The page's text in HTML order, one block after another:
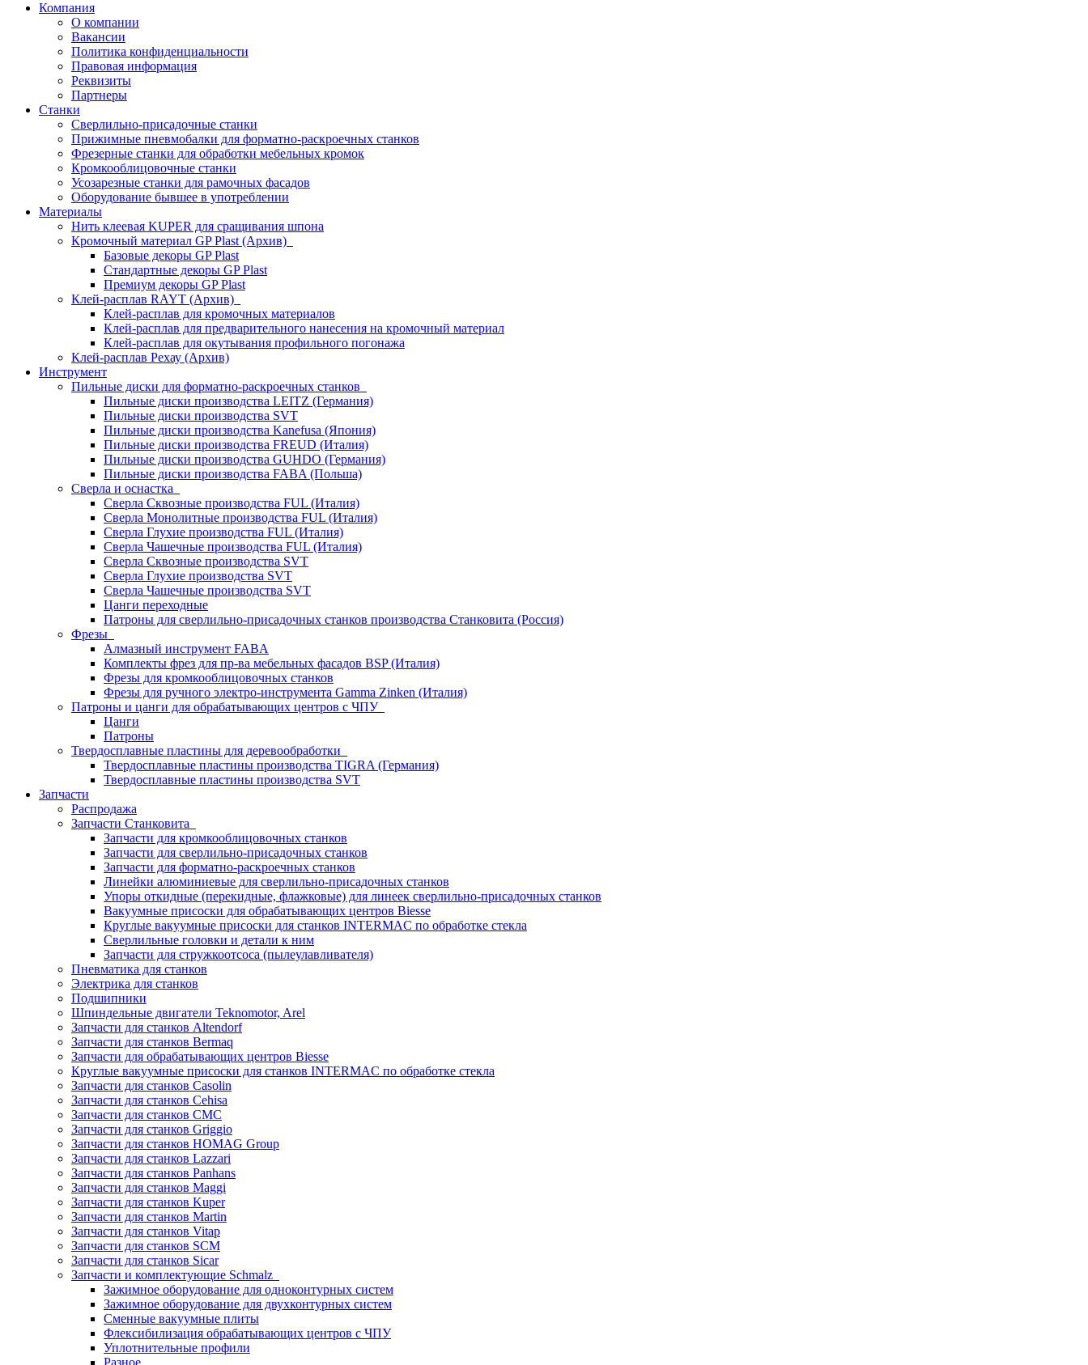
Компания
О компании
Вакансии
Политика конфиденциальности
Правовая информация
Реквизиты
Партнеры
Станки
Сверлильно-присадочные станки
Прижимные пневмобалки для форматно-раскроечных станков
Фрезерные станки для обработки мебельных кромок
Кромкооблицовочные станки
Усозарезные станки для рамочных фасадов
Оборудование бывшее в употреблении
Материалы
Нить клеевая KUPER для сращивания шпона
Кромочный материал GP Plast (Архив)
Базовые декоры GP Plast
Стандартные декоры GP Plast
Премиум декоры GP Plast
Клей-расплав RAYT (Архив)
Клей-расплав для кромочных материалов
Клей-расплав для предварительного нанесения на кромочный материал
Клей-расплав для окутывания профильного погонажа
Клей-расплав Рехау (Архив)
Инструмент
Пильные диски для форматно-раскроечных станков
Пильные диски производства LEITZ (Германия)
Пильные диски производства SVT
Пильные диски производства Kanefusa (Япония)
Пильные диски производства FREUD (Италия)
Пильные диски производства GUHDO (Германия)
Пильные диски производства FABA (Польша)
Сверла и оснастка
Сверла Сквозные производства FUL (Италия)
Сверла Монолитные производства FUL (Италия)
Сверла Глухие производства FUL (Италия)
Сверла Чашечные производства FUL (Италия)
Сверла Сквозные производства SVT
Сверла Глухие производства SVT
Сверла Чашечные производства SVT
Цанги переходные
Патроны для сверлильно-присадочных станков производства Станковита (Россия)
Фрезы
Алмазный инструмент FABA
Комплекты фрез для пр-ва мебельных фасадов BSP (Италия)
Фрезы для кромкооблицовочных станков
Фрезы для ручного электро-инструмента Gamma Zinken (Италия)
Патроны и цанги для обрабатывающих центров с ЧПУ
Цанги
Патроны
Твердосплавные пластины для деревообработки
Твердосплавные пластины производства TIGRA (Германия)
Твердосплавные пластины производства SVT
Запчасти
Распродажа
Запчасти Станковита
Запчасти для кромкооблицовочных станков
Запчасти для сверлильно-присадочных станков
Запчасти для форматно-раскроечных станков
Линейки алюминиевые для сверлильно-присадочных станков
Упоры откидные (перекидные, флажковые) для линеек сверлильно-присадочных станков
Вакуумные присоски для обрабатывающих центров Biesse
Круглые вакуумные присоски для станков INTERMAC по обработке стекла
Сверлильные головки и детали к ним
Запчасти для стружкоотсоса (пылеулавливателя)
Пневматика для станков
Электрика для станков
Подшипники
Шпиндельные двигатели Teknomotor, Arel
Запчасти для станков Altendorf
Запчасти для станков Bermaq
Запчасти для обрабатывающих центров Biesse
Круглые вакуумные присоски для станков INTERMAC по обработке стекла
Запчасти для станков Casolin
Запчасти для станков Cehisa
Запчасти для станков CMC
Запчасти для станков Griggio
Запчасти для станков HOMAG Group
Запчасти для станков Lazzari
Запчасти для станков Panhans
Запчасти для станков Maggi
Запчасти для станков Kuper
Запчасти для станков Martin
Запчасти для станков Vitap
Запчасти для станков SCM
Запчасти для станков Sicar
Запчасти и комплектующие Schmalz
Зажимное оборудование для одноконтурных систем
Зажимное оборудование для двухконтурных систем
Сменные вакуумные плиты
Флексибилизация обрабатывающих центров с ЧПУ
Уплотнительные профили
Разное